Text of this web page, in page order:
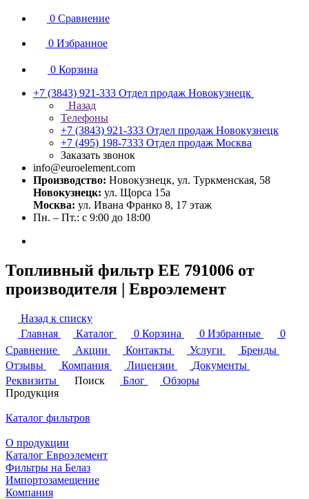
0 Сравнение
0 Избранное
0 Корзина
+7 (3843) 921-333 Отдел продаж Новокузнецк
Назад
Телефоны
+7 (3843) 921-333 Отдел продаж Новокузнецк
+7 (495) 198-7333 Отдел продаж Москва
Заказать звонок
info@euroelement.com
Производство: Новокузнецк, ул. Туркменская, 58
Новокузнецк: ул. Щорса 15а
Москва: ул. Ивана Франко 8, 17 этаж
Пн. – Пт.: с 9:00 до 18:00
Топливный фильтр ЕЕ 791006 от
производителя | Евроэлемент
Назад к списку
Главная
Каталог 0 Корзина 0 Избранные
0
Сравнение
Акции Контакты Услуги
Бренды
Отзывы
Компания Лицензии
Документы
Реквизиты
Поиск Блог
Обзоры
Продукция
Каталог фильтров
О продукции
Каталог Евроэлемент
Фильтры на Белаз
Импортозамещение
Компания